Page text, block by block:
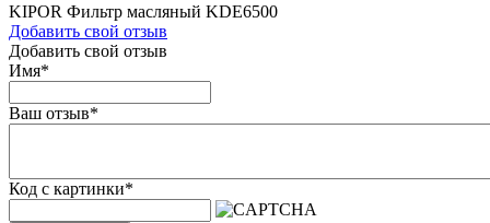
KIPOR Фильтр масляный KDE6500
Добавить свой отзыв
Добавить свой отзыв
Имя*
Ваш отзыв*
Код с картинки*